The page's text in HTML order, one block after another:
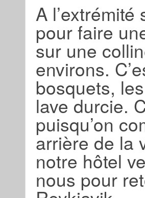
A
pour faire
sur une
environs.
bosquets,
lave durcie.
puisqu’on
arrière de la
notre hôtel
nous pour